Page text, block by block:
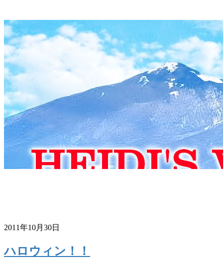
2011年10月30日
ハロウィン！！